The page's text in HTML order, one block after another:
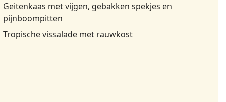
Geitenkaas met vijgen, gebakken spekjes en
pijnboompitten
Tropische vissalade met rauwkost